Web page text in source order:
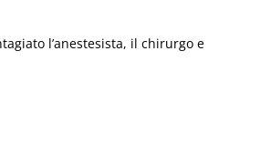
l’anestesista, il chirurgo e